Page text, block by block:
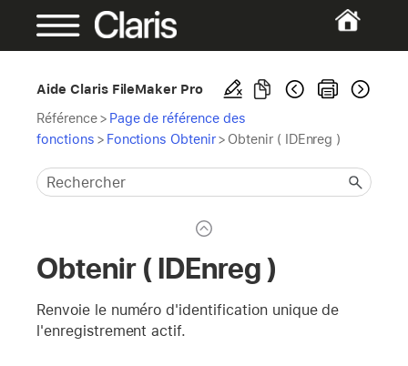
Aide Claris FileMaker Pro
Référence> Page de référence des
fonctions > Fonctions Obtenir> Obtenir ( IDEnreg )
Obtenir ( IDEnreg )
Renvoie le numéro d'identification unique de
l'enregistrement actif.